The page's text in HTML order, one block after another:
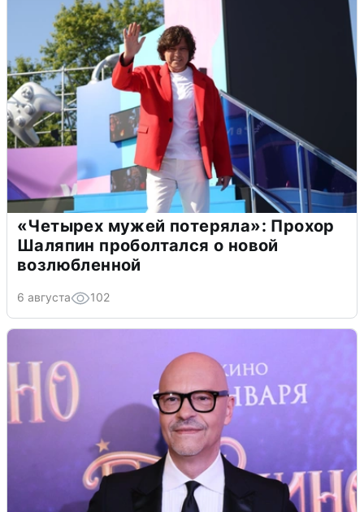
«Четырех мужей потеряла»: Прохор
Шаляпин проболтался о новой
возлюбленной
6 августа 102